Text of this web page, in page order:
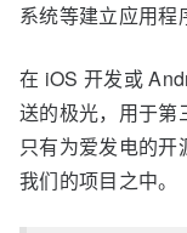
系统等建立应用
在 iOS 开发或
送的极光，用于第
只有为爱发电的
我们的项目之中。